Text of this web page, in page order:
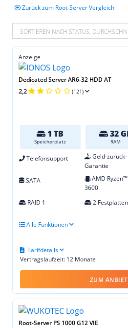
Zurück zum Root-Server Vergleich
SORTIEREN NACH STATUS,
Anzeige
Dedicated Server AR6-32 HDD AT
2,2 (121)
1 TB
Speicherplatz
32
RAM
Telefonsupport
Geld-zurück-
Garantie
SATA
AMD Ryzen™
3600
RAID 1 2 Festplatten
Alle Funktionen
Vertragslaufzeit: 12 Monate
Tarifdetails
ZUM
Root-Server PS 1000 G12 VIE